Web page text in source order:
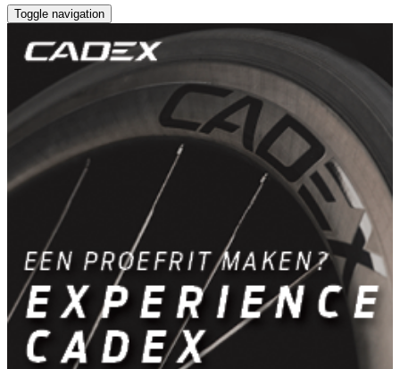
Toggle navigation